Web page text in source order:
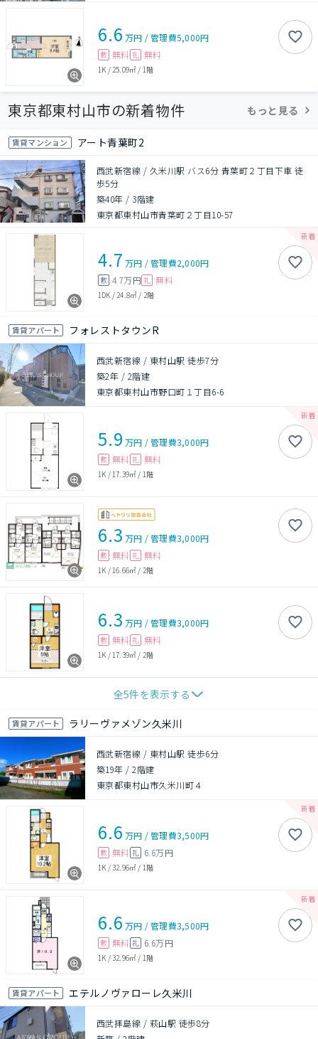
6.6 万円 /管理費5,000円
敷 無料 礼 無料
1K / 25.09㎡ / 1階
東京都東村山市の新着物件 もっと見る
賃貸マンション アート青葉町2
西武新宿線 / 久米川駅 バス6分 青葉町２丁目下車 徒
歩5分
築40年 / 3階建
東京都東村山市青葉町２丁目10-57
4.7 万円 /管理費2,000円
敷 4.7万円 礼 無料
1DK / 24.8㎡ / 2階
賃貸アパート フォレストタウンR
西武新宿線 / 東村山駅 徒歩7分
築2年 / 2階建
東京都東村山市野口町１丁目6-6
5.9 万円 /管理費3,000円
敷 無料 礼 無料
1K / 17.39㎡ / 1階
6.3 万円 /管理費3,000円
敷 無料 礼 無料
1K /16.66㎡ / 2階
6.3 万円 /管理費3,000円
敷 無料 礼 無料
1K / 17.39㎡ / 2階
全5件を表示する
賃貸アパート ラリーヴァメゾン久米川
西武新宿線 / 東村山駅 徒歩6分
築19年 /2階建
東京都東村山市久米川町４
6.6 万円 /管理費3,500円
敷 無料 礼 6.6万円
1K /32.96㎡ / 1階
6.6 万円 /管理費3,500円
敷 無料 礼 6.6万円
1K /32.96㎡ / 1階
賃貸アパート エテルノヴァローレ久米川
西武拝島線 / 萩山駅 徒歩8分